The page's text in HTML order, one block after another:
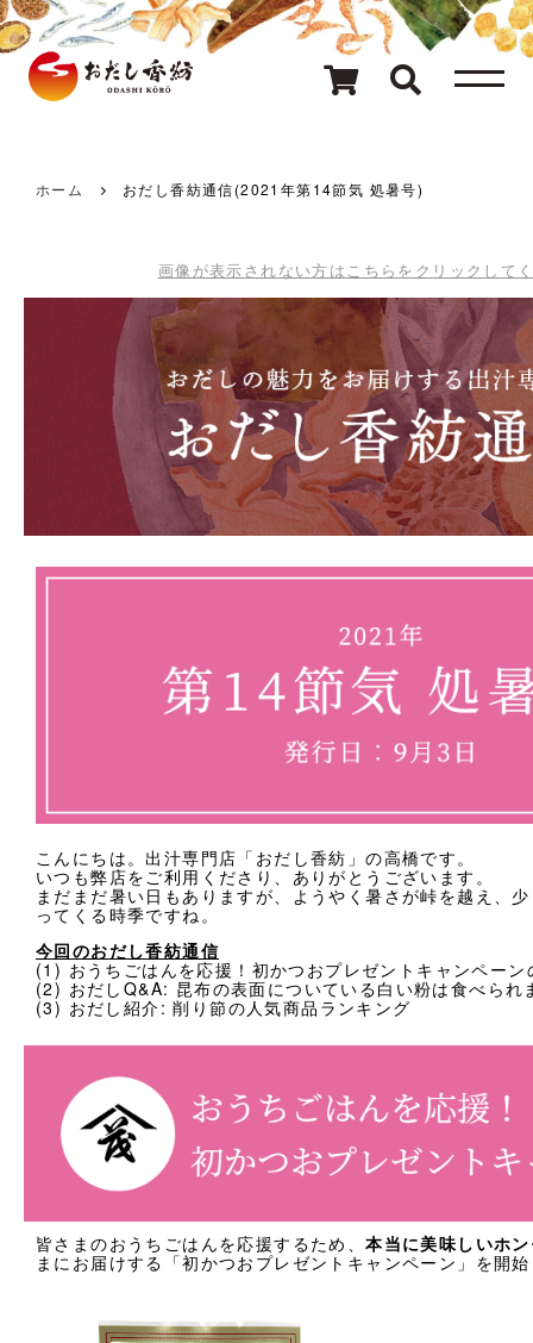
メニュー
80種類のおだし
カテゴリ一覧
おだしを探す
ギフト
キャンペーン情報
読み物
法人様向け
カートを見る
会員ページにログイン
お買い物ガイド
よくあるご質問
お問い合わせ
お知らせ
採用情報
類似商品と不正転売について
特定商取引法に基づく表記
ホーム おだし香紡通信(2021年第14節気 処暑号)
画像が表示されない方はこちらをクリックして
こんにちは。出汁専門店「おだし香紡」の高橋です。
いつも弊店をご利用くださり、ありがとうございます。
まだまだ暑い日もありますが、ようやく暑さが峠を越え、
ってくる時季ですね。
今回のおだし香紡通信
(1) おうちごはんを応援！初かつおプレゼントキャンペーン
(2) おだしQ&A: 昆布の表面についている白い粉は食べられ
(3) おだし紹介: 削り節の人気商品ランキング
皆さまのおうちごはんを応援するため、本当に美味しいホ
まにお届けする「初かつおプレゼントキャンペーン」を開